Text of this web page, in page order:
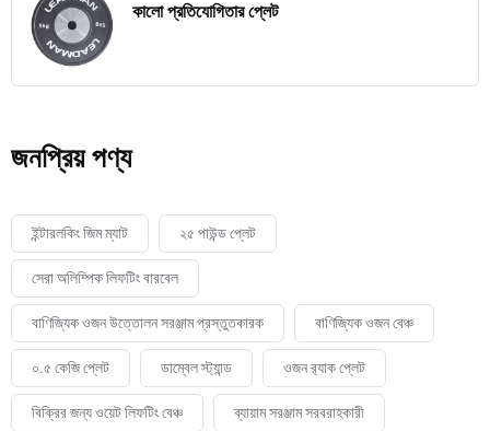
কালো প্রতিযোগিতার প্লেট
জনপ্রিয় পণ্য
ইন্টারলকিং জিম ম্যাট ২৫ পাউন্ড প্লেট
সেরা অলিম্পিক লিফটিং বারবেল
বাণিজ্যিক ওজন উত্তোলন সরঞ্জাম প্রস্তুতকারক বাণিজ্যিক ওজন বেঞ্চ
০.৫ কেজি প্লেট ডাম্বেল স্ট্যান্ড ওজন র‍্যাক প্লেট
বিক্রির জন্য ওয়েট লিফটিং বেঞ্চ ব্যায়াম সরঞ্জাম সরবরাহকারী